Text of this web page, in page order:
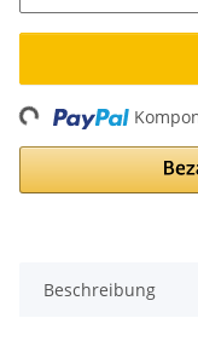
Beschreibung